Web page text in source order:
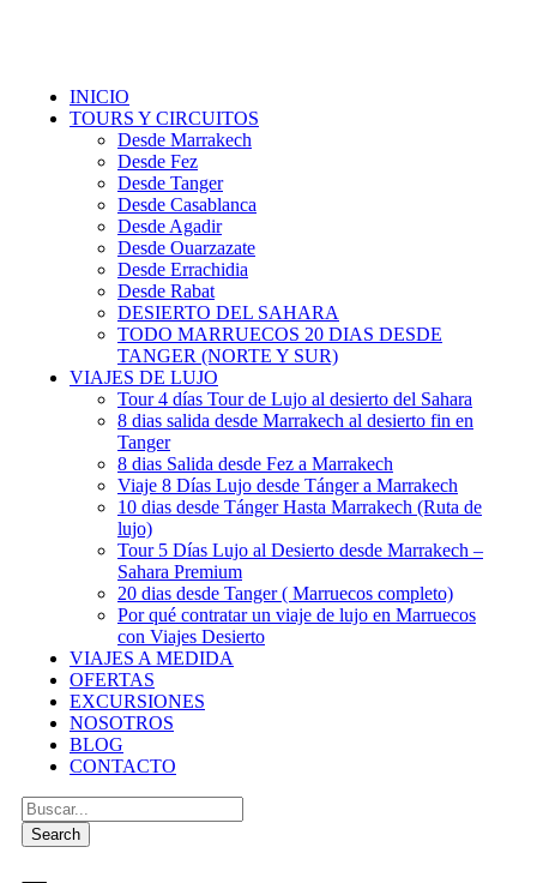
INICIO
TOURS Y CIRCUITOS
Desde Marrakech
Desde Fez
Desde Tanger
Desde Casablanca
Desde Agadir
Desde Ouarzazate
Desde Errachidia
Desde Rabat
DESIERTO DEL SAHARA
TODO MARRUECOS 20 DIAS DESDE
TANGER (NORTE Y SUR)
VIAJES DE LUJO
Tour 4 días Tour de Lujo al desierto del Sahara
8 dias salida desde Marrakech al desierto fin en
Tanger
8 dias Salida desde Fez a Marrakech
Viaje 8 Días Lujo desde Tánger a Marrakech
10 dias desde Tánger Hasta Marrakech (Ruta de
lujo)
Tour 5 Días Lujo al Desierto desde Marrakech –
Sahara Premium
20 dias desde Tanger ( Marruecos completo)
Por qué contratar un viaje de lujo en Marruecos
con Viajes Desierto
VIAJES A MEDIDA
OFERTAS
EXCURSIONES
NOSOTROS
BLOG
CONTACTO